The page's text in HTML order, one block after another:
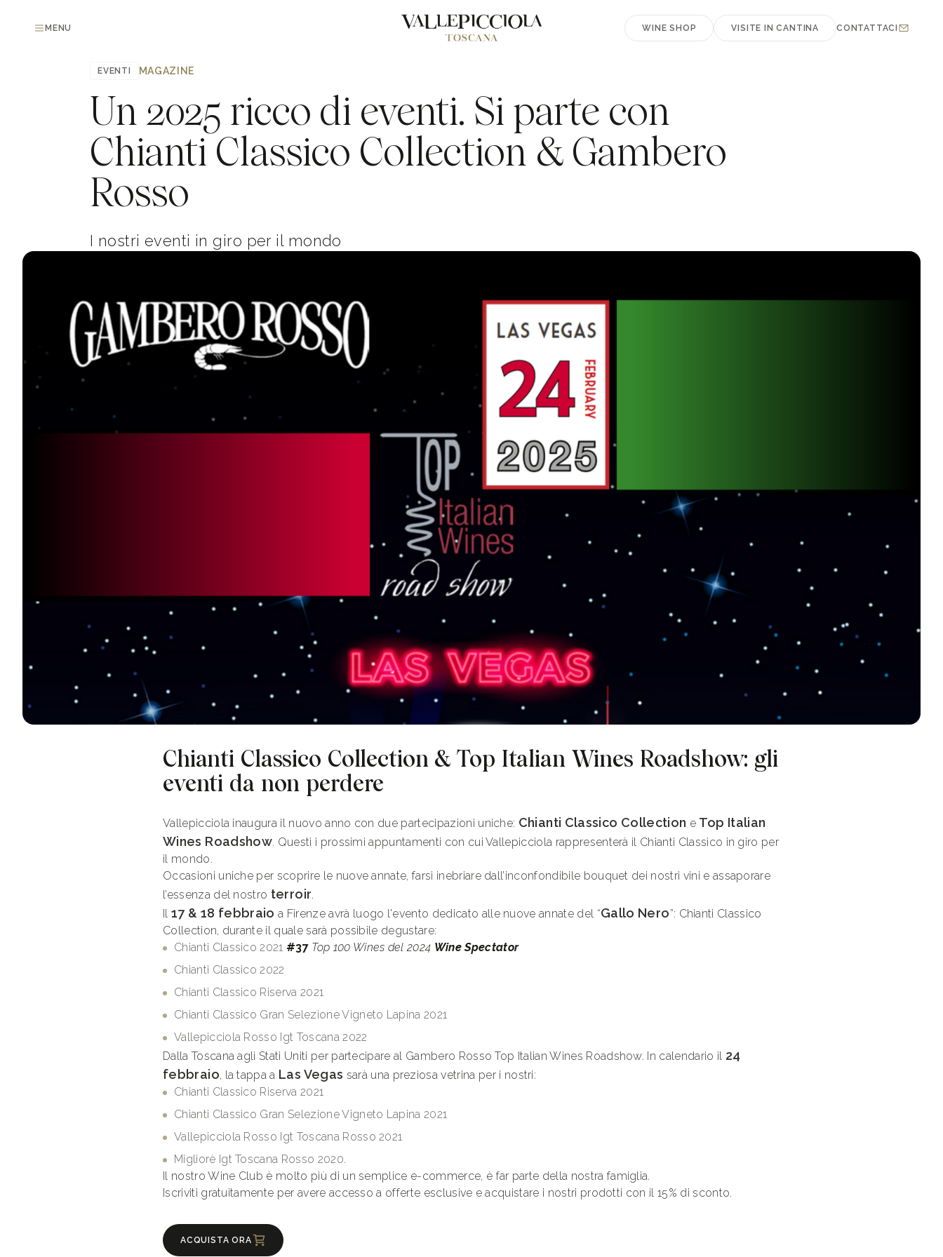
MENU WINE SHOP VISITE IN CANTINA CONTATTACI
EVENTI MAGAZINE
Un 2025 ricco di eventi. Si parte con
Chianti Classico Collection & Gambero
Rosso
I nostri eventi in giro per il mondo
Chianti Classico Collection & Top Italian Wines Roadshow: gli
eventi da non perdere
Vallepicciola inaugura il nuovo anno con due partecipazioni uniche: Chianti Classico Collection e Top Italian
Wines Roadshow. Questi i prossimi appuntamenti con cui Vallepicciola rappresenterà il Chianti Classico in giro per
il mondo.
Occasioni uniche per scoprire le nuove annate, farsi inebriare dall’inconfondibile bouquet dei nostri vini e assaporare
l’essenza del nostro terroir.
Il 17 & 18 febbraioa Firenze avrà luogo l'evento dedicato alle nuove annate del “Gallo Nero”: Chianti Classico
Collection, durante il quale sarà possibile degustare:
Chianti Classico 2021 #37 Top 100 Wines del 2024 Wine Spectator
Chianti Classico 2022
Chianti Classico Riserva 2021
Chianti Classico Gran Selezione Vigneto Lapina 2021
Vallepicciola Rosso Igt Toscana 2022
Dalla Toscana agli Stati Uniti per partecipare al Gambero Rosso Top Italian Wines Roadshow. In calendario il 24
febbraio, la tappa a Las Vegas sarà una preziosa vetrina per i nostri:
Chianti Classico Riserva 2021
Chianti Classico Gran Selezione Vigneto Lapina 2021
Vallepicciola Rosso Igt Toscana Rosso 2021
Migliorè Igt Toscana Rosso 2020.
Il nostro Wine Club è molto più di un semplice e-commerce, è far parte della nostra famiglia.
Iscriviti gratuitamente per avere accesso a offerte esclusive e acquistare i nostri prodotti con il 15% di sconto.
ACQUISTA ORA